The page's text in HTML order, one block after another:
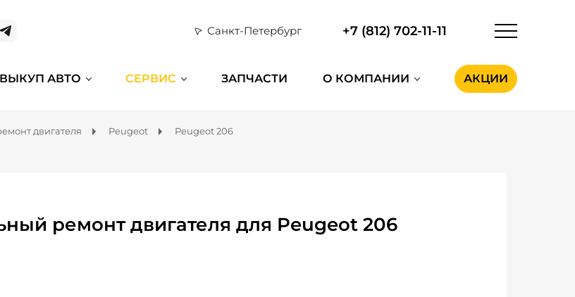
Санкт-Петербург +7 (812) 702-11-11
ВЫКУП АВТО СЕРВИС ЗАПЧАСТИ О КОМПАНИИ АКЦИИ
двигателя Peugeot Peugeot 206
ремонт двигателя для Peugeot 206